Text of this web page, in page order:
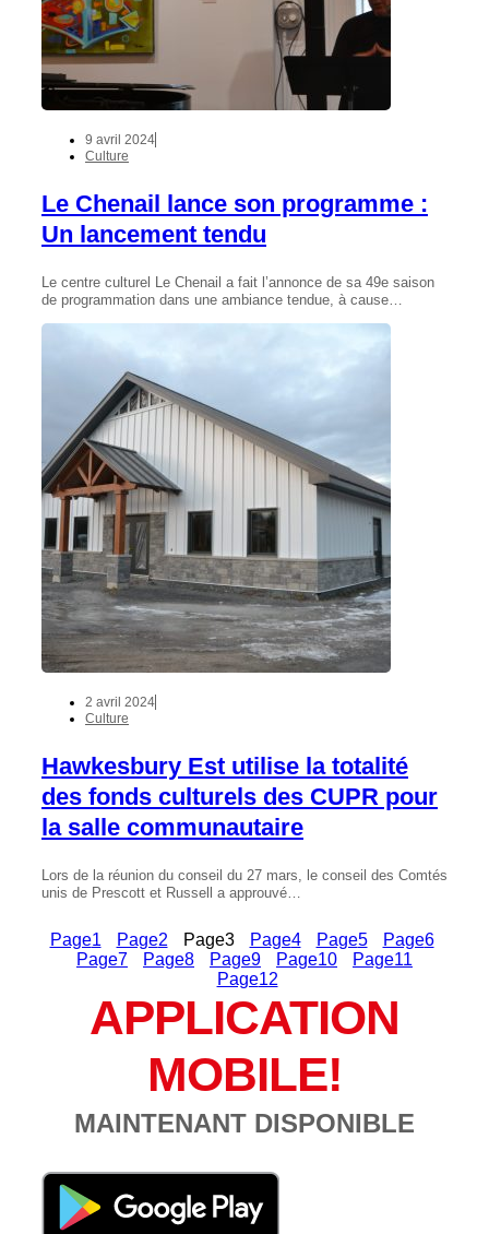
9 avril 2024
Culture
Le Chenail lance son programme :
Un lancement tendu
Le centre culturel Le Chenail a fait l’annonce de sa 49e saison
de programmation dans une ambiance tendue, à cause…
2 avril 2024
Culture
Hawkesbury Est utilise la totalité
des fonds culturels des CUPR pour
la salle communautaire
Lors de la réunion du conseil du 27 mars, le conseil des Comtés
unis de Prescott et Russell a approuvé…
Page1 Page2 Page3 Page4 Page5 Page6
Page7 Page8 Page9 Page10 Page11
Page12
APPLICATION
MOBILE!
MAINTENANT DISPONIBLE